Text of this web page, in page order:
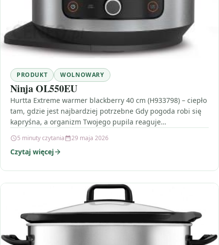
PRODUKT WOLNOWARY
Ninja OL550EU
Hurtta Extreme warmer blackberry 40 cm (H933798) – ciepło
tam, gdzie jest najbardziej potrzebne Gdy pogoda robi się
kapryśna, a organizm Twojego pupila reaguje…
5 minuty czytania 29 maja 2026
Czytaj więcej